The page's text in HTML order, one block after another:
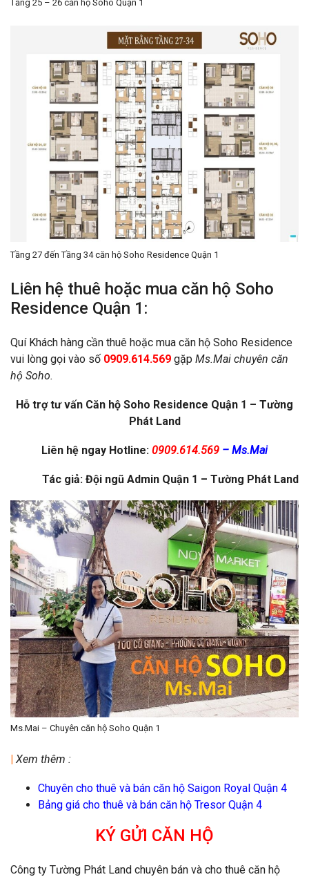
Tầng 25 – 26 căn hộ Soho Quận 1
Tầng 27 đến Tầng 34 căn hộ Soho Residence Quận 1
Liên hệ thuê hoặc mua căn hộ Soho
Residence Quận 1:
Quí Khách hàng cần thuê hoặc mua căn hộ Soho Residence
vui lòng gọi vào số 0909.614.569 gặp Ms.Mai chuyên căn
hộ Soho.
Hỗ trợ tư vấn Căn hộ Soho Residence Quận 1 – Tường
Phát Land
Liên hệ ngay Hotline: 0909.614.569 – Ms.Mai
Tác giả: Đội ngũ Admin Quận 1 – Tường Phát Land
Ms.Mai – Chuyên căn hộ Soho Quận 1
| Xem thêm :
Chuyên cho thuê và bán căn hộ Saigon Royal Quận 4
Bảng giá cho thuê và bán căn hộ Tresor Quận 4
KÝ GỬI CĂN HỘ
Công ty Tường Phát Land chuyên bán và cho thuê căn hộ